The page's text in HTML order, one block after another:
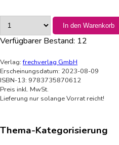
In den Warenkorb
Verfügbarer Bestand: 12
Verlag:frechverlag GmbH
Erscheinungsdatum: 2023-08-09
ISBN-13: 9783735870612
Preis inkl. MwSt.
Lieferung nur solange Vorrat reicht!
Thema-Kategorisierung